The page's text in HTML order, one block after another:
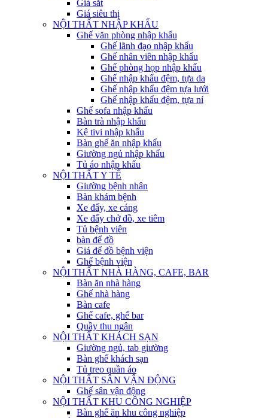
Giá sắt
Giá siêu thị
NỘI THẤT NHẬP KHẨU
Ghế văn phòng nhập khẩu
Ghế lãnh đạo nhập khẩu
Ghế nhân viên nhập khẩu
Ghế phòng họp nhập khẩu
Ghế nhập khẩu đệm, tựa da
Ghế nhập khẩu đệm tựa lưới
Ghế nhập khẩu đệm, tựa nỉ
Ghế sofa nhập khẩu
Bàn trà nhập khẩu
Kệ tivi nhập khẩu
Bàn ghế ăn nhập khẩu
Giường ngủ nhập khẩu
Tủ áo nhập khẩu
NỘI THẤT Y TẾ
Giường bệnh nhân
Bàn khám bệnh
Xe đẩy, xe cáng
Xe đẩy chở đồ, xe tiêm
Tủ bệnh viên
bàn để đồ
Giá để đồ bệnh viện
Ghế bệnh viện
NỘI THẤT NHÀ HÀNG, CAFE, BAR
Bàn ăn nhà hàng
Ghế nhà hàng
Bàn cafe
Ghế cafe, ghế bar
Quầy thu ngân
NỘI THẤT KHÁCH SẠN
Giường ngủ, tab giường
Bàn ghế khách sạn
Tủ treo quần áo
NỘI THẤT SÂN VẬN ĐỘNG
Ghế sân vận động
NỘI THẤT KHU CÔNG NGHIỆP
Bàn ghế ăn khu công nghiệp